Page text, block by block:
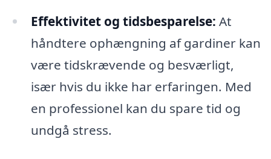
Effektivitet og tidsbesparelse: At
håndtere ophængning af gardiner kan
være tidskrævende og besværligt,
især hvis du ikke har erfaringen. Med
en professionel kan du spare tid og
undgå stress.